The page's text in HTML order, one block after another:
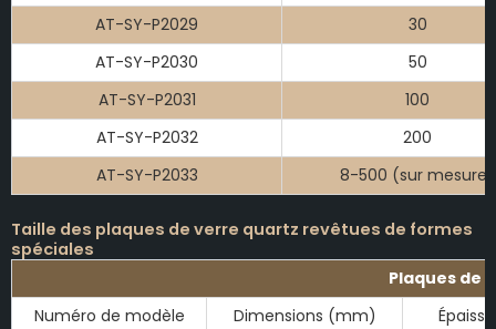
AT-SY-P2029
30
AT-SY-P2030
50
AT-SY-P2031
100
AT-SY-P2032
200
AT-SY-P2033
8-500 (sur mesure)
Taille des plaques de verre quartz revêtues de formes
spéciales
Plaques de
Numéro de modèle
Dimensions (mm)